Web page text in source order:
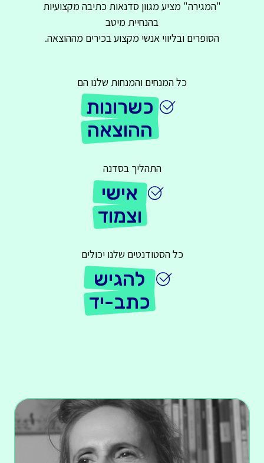
"המגירה" מציע מגוון סדנאות כתיבה מקצועיות
בהנחיית מיטב
הסופרים ובליווי אנשי מקצוע בכירים מההוצאה.
כל המנחים והמנחות שלנו הם
כשרונות
ההוצאה
התהליך בסדנה
אישי
וצמוד
כל הסטודנטים שלנו יכולים
להגיש
כתב-יד